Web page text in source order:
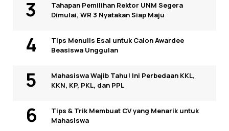
Tahapan Pemilihan Rektor UNM Segera
Dimulai, WR 3 Nyatakan Siap Maju
Tips Menulis Esai untuk Calon Awardee
Beasiswa Unggulan
Mahasiswa Wajib Tahu! Ini Perbedaan KKL,
KKN, KP, PKL, dan PPL
Tips & Trik Membuat CV yang Menarik untuk
Mahasiswa